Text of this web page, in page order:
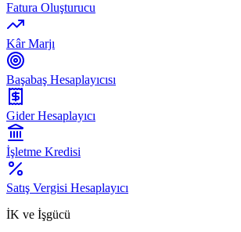
Fatura Oluşturucu
Kâr Marjı
Başabaş Hesaplayıcısı
Gider Hesaplayıcı
İşletme Kredisi
Satış Vergisi Hesaplayıcı
İK ve İşgücü